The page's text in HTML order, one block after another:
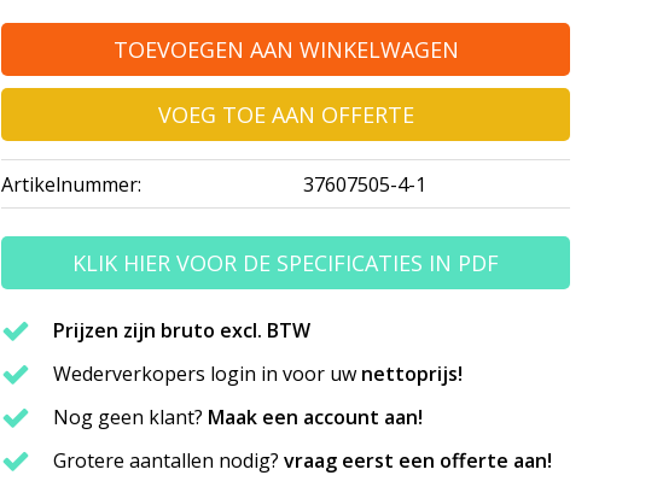
TOEVOEGEN AAN WINKELWAGEN
VOEG TOE AAN OFFERTE
Artikelnummer: 37607505-4-1
KLIK HIER VOOR DE SPECIFICATIES IN PDF
Prijzen zijn bruto excl. BTW
Wederverkopers login in voor uw nettoprijs!
Nog geen klant? Maak een account aan!
Grotere aantallen nodig? vraag eerst een offerte aan!